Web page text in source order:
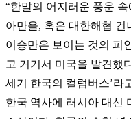
“한말의 어지러운 풍운
아만을, 혹은 대한해협 건
이승만은 보이는 것의 피
고 거기서 미국을 발견했
세기 한국의 컬럼버스’라
한국 역사에 러시아 대신